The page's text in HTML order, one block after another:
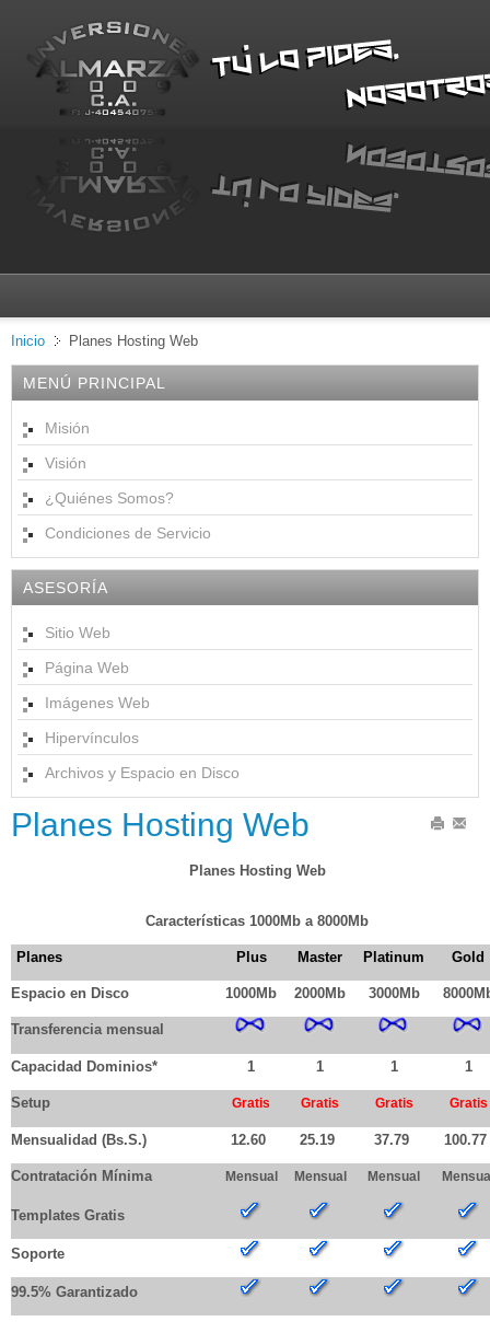
Inicio Planes Hosting Web
MENÚ PRINCIPAL
Misión
Visión
¿Quiénes Somos?
Condiciones de Servicio
ASESORÍA
Sitio Web
Página Web
Imágenes Web
Hipervínculos
Archivos y Espacio en Disco
Planes Hosting Web
Planes Hosting Web
Características 1000Mb a 8000Mb
Planes Plus Master Platinum Gold
Espacio en Disco 1000Mb 2000Mb 3000Mb
Transferencia mensual
Capacidad Dominios* 1 1 1 1
Setup Gratis Gratis Gratis Gratis
Mensualidad (Bs.S.) 12.60 25.19 37.79 100.77
Contratación Mínima Mensual Mensual Mensual
Templates Gratis
Soporte
99.5% Garantizado